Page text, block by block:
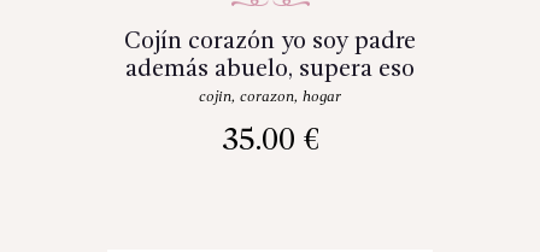
Cojín corazón yo soy padre
además abuelo, supera eso
cojin, corazon, hogar
35.00 €